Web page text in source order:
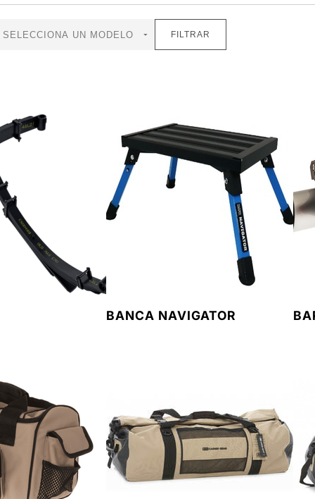
FILTRAR
BANCA NAVIGATOR